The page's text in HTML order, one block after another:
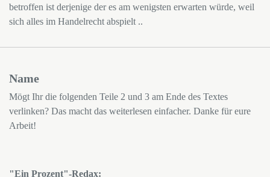
betroffen ist derjenige der es am wenigsten erwarten würde, weil
sich alles im Handelrecht abspielt ..
Name
Mögt Ihr die folgenden Teile 2 und 3 am Ende des Textes
verlinken? Das macht das weiterlesen einfacher. Danke für eure
Arbeit!
"Ein Prozent"-Redax: